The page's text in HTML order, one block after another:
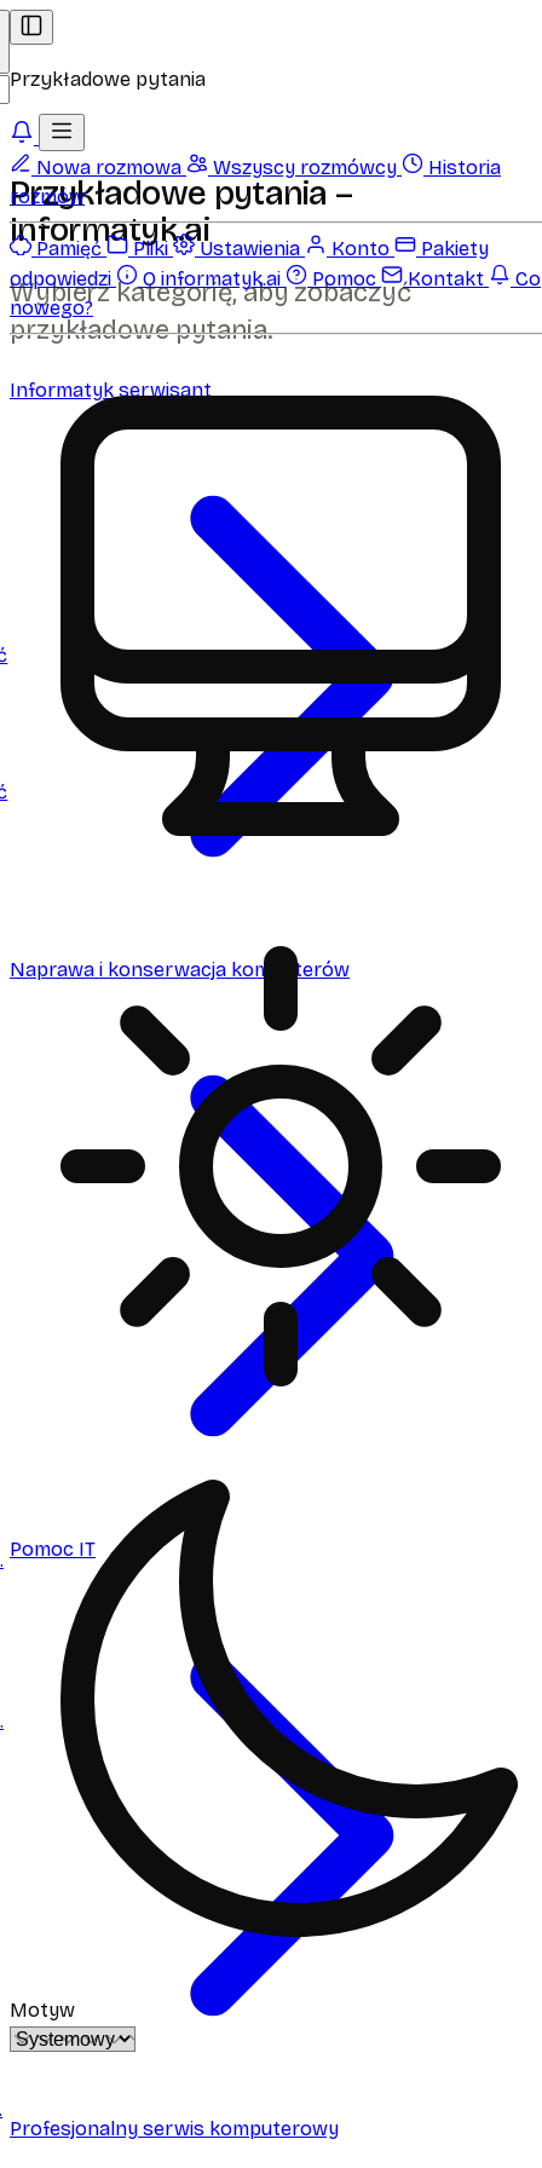
Przykładowe pytania
Nowa rozmowa Wszyscy rozmówcy
Historia
rozmów
Pamięć Pliki Ustawienia Konto
Pakiety
odpowiedzi
O informatyk.ai Pomoc Kontakt
Co
nowego?
Motyw
Przykładowe pytania –
Informatyk.ai
Wybierz kategorię, aby zobaczyć
przykładowe pytania.
Informatyk serwisant
Naprawa i konserwacja komputerów
Pomoc IT
Profesjonalny serwis komputerowy